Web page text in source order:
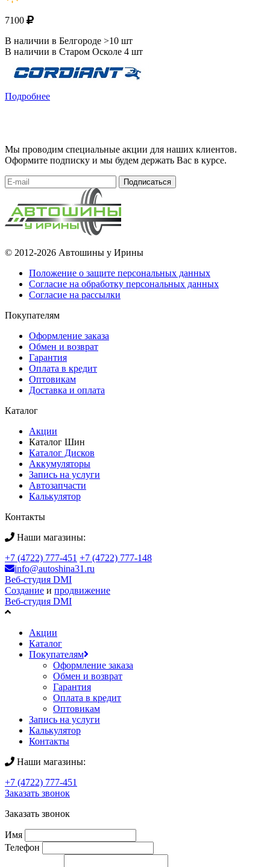
7100
В наличии в Белгороде >10 шт
В наличии в Старом Осколе 4 шт
Подробнее
Мы проводим специальные акции для наших клиентов.
Оформите подписку и мы будем держать Вас в курсе.
Подписаться
© 2012-2026 Автошины у Ирины
Положение о защите персональных данных
Согласие на обработку персональных данных
Согласие на рассылки
Покупателям
Оформление заказа
Обмен и возврат
Гарантия
Оплата в кредит
Оптовикам
Доставка и оплата
Каталог
Акции
Каталог Шин
Каталог Дисков
Аккумуляторы
Запись на услуги
Автозапчасти
Калькулятор
Контакты
Наши магазины:
+7 (4722) 777-451 +7 (4722) 777-148
info@autoshina31.ru
Веб-студия DMI
Создание и продвижение
Веб-студия DMI
Акции
Каталог
Покупателям
Оформление заказа
Обмен и возврат
Гарантия
Оплата в кредит
Оптовикам
Запись на услуги
Калькулятор
Контакты
Наши магазины:
+7 (4722) 777-451
Заказать звонок
Заказать звонок
Имя
Телефон